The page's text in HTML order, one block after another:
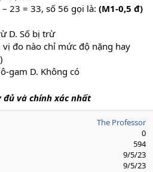
23 = 33, số 56 gọi là: (M1-0,5 đ)
D. Số bị trừ
đo nào chỉ mức độ nặng hay
gam D. Không có
đủ và chính xác nhất
The Professor
0
594
9/5/23
9/5/23